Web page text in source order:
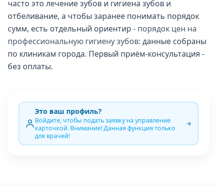
часто это лечение зубов и гигиена зубов и
отбеливание, а чтобы заранее понимать порядок
сумм, есть отдельный ориентир - порядок цен на
профессиональную гигиену зубов: данные собраны
по клиникам города. Первый приём-консультация -
без оплаты.
Это ваш профиль?
Войдите, чтобы подать заявку на управление
карточкой. Внимание! Данная функция только
для врачей!